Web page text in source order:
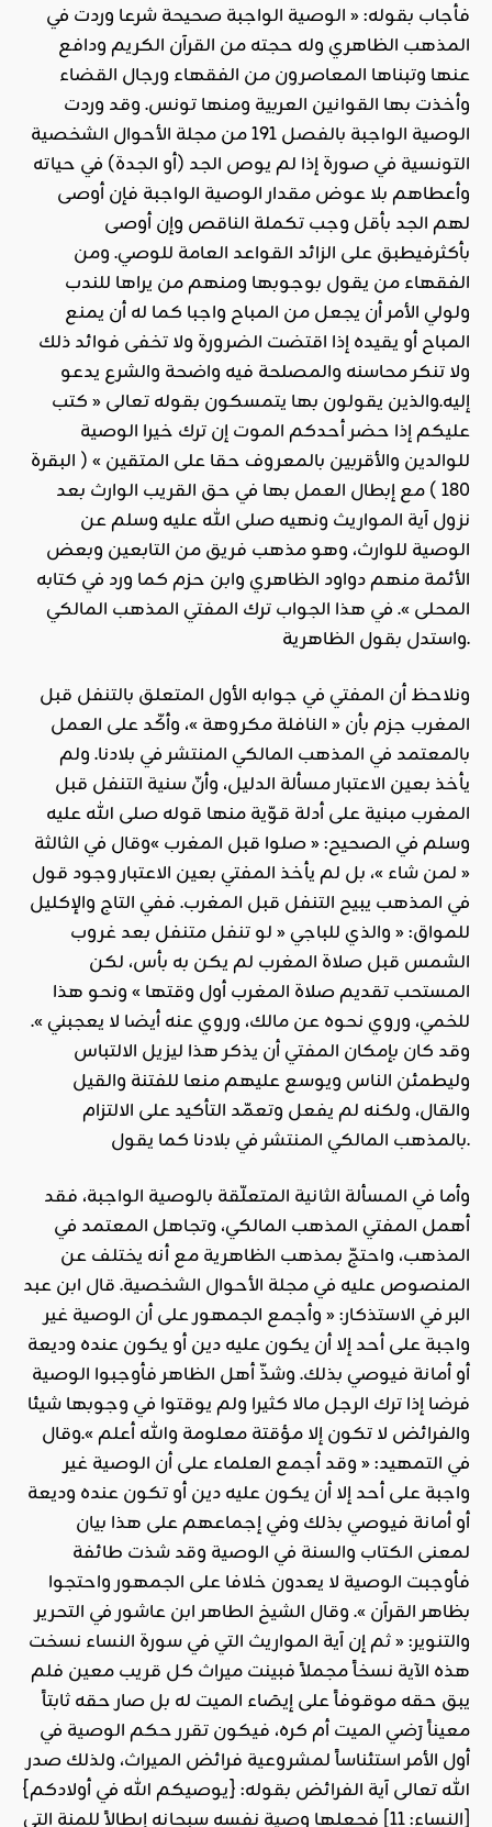
فأجاب بقوله: « الوصية الواجبة صحيحة شرعا وردت في
المذهب الظاهري وله حجته من القرآن الكريم ودافع
عنها وتبناها المعاصرون من الفقهاء ورجال القضاء
وأخذت بها القوانين العربية ومنها تونس. وقد وردت
الوصية الواجبة بالفصل 191 من مجلة الأحوال الشخصية
التونسية في صورة إذا لم يوص الجد (أو الجدة) في حياته
وأعطاهم بلا عوض مقدار الوصية الواجبة فإن أوصى
لهم الجد بأقل وجب تكملة الناقص وإن أوصى
بأكثرفيطبق على الزائد القواعد العامة للوصي. ومن
الفقهاء من يقول بوجوبها ومنهم من يراها للندب
ولولي الأمر أن يجعل من المباح واجبا كما له أن يمنع
المباح أو يقيده إذا اقتضت الضرورة ولا تخفى فوائد ذلك
ولا تنكر محاسنه والمصلحة فيه واضحة والشرع يدعو
إليه.والذين يقولون بها يتمسكون بقوله تعالى « كتب
عليكم إذا حضر أحدكم الموت إن ترك خيرا الوصية
للوالدين والأقربين بالمعروف حقا على المتقين » ( البقرة
180 ) مع إبطال العمل بها في حق القريب الوارث بعد
نزول آية المواريث ونهيه صلى الله عليه وسلم عن
الوصية للوارث، وهو مذهب فريق من التابعين وبعض
الأئمة منهم دواود الظاهري وابن حزم كما ورد في كتابه
المحلى ». في هذا الجواب ترك المفتي المذهب المالكي
واستدل بقول الظاهرية.
ونلاحظ أن المفتي في جوابه الأول المتعلق بالتنفل قبل
المغرب جزم بأن « النافلة مكروهة »، وأكّد على العمل
بالمعتمد في المذهب المالكي المنتشر في بلادنا. ولم
يأخذ بعين الاعتبار مسألة الدليل، وأنّ سنية التنفل قبل
المغرب مبنية على أدلة قوّية منها قوله صلى الله عليه
وسلم في الصحيح: « صلوا قبل المغرب »وقال في الثالثة
« لمن شاء »، بل لم يأخذ المفتي بعين الاعتبار وجود قول
في المذهب يبيح التنفل قبل المغرب. ففي التاج والإكليل
للمواق: « والذي للباجي « لو تنفل متنفل بعد غروب
الشمس قبل صلاة المغرب لم يكن به بأس، لكن
المستحب تقديم صلاة المغرب أول وقتها » ونحو هذا
للخمي، وروي نحوه عن مالك، وروي عنه أيضا لا يعجبني ».
وقد كان بإمكان المفتي أن يذكر هذا ليزيل الالتباس
وليطمئن الناس ويوسع عليهم منعا للفتنة والقيل
والقال، ولكنه لم يفعل وتعمّد التأكيد على الالتزام
بالمذهب المالكي المنتشر في بلادنا كما يقول.
وأما في المسألة الثانية المتعلّقة بالوصية الواجبة، فقد
أهمل المفتي المذهب المالكي، وتجاهل المعتمد في
المذهب، واحتجّ بمذهب الظاهرية مع أنه يختلف عن
المنصوص عليه في مجلة الأحوال الشخصية. قال ابن عبد
البر في الاستذكار: « وأجمع الجمهور على أن الوصية غير
واجبة على أحد إلا أن يكون عليه دين أو يكون عنده وديعة
أو أمانة فيوصي بذلك. وشذّ أهل الظاهر فأوجبوا الوصية
فرضا إذا ترك الرجل مالا كثيرا ولم يوقتوا في وجوبها شيئا
والفرائض لا تكون إلا مؤقتة معلومة والله أعلم ».وقال
في التمهيد: « وقد أجمع العلماء على أن الوصية غير
واجبة على أحد إلا أن يكون عليه دين أو تكون عنده وديعة
أو أمانة فيوصي بذلك وفي إجماعهم على هذا بيان
لمعنى الكتاب والسنة في الوصية وقد شذت طائفة
فأوجبت الوصية لا يعدون خلافا على الجمهور واحتجوا
بظاهر القرآن ». وقال الشيخ الطاهر ابن عاشور في التحرير
والتنوير: « ثم إن آية المواريث التي في سورة النساء نسخت
هذه الآية نسخاً مجملاً فبينت ميراث كل قريب معين فلم
يبق حقه موقوفاً على إيصَاء الميت له بل صار حقه ثابتاً
معيناً رَضي الميت أم كره، فيكون تقرر حكم الوصية في
أول الأمر استئناساً لمشروعية فرائض الميراث، ولذلك صدر
الله تعالى آية الفرائض بقوله: {يوصيكم الله في أولادكم}
[النساء: 11] فجعلها وصية نفسه سبحانه إبطالاً للمنة التي